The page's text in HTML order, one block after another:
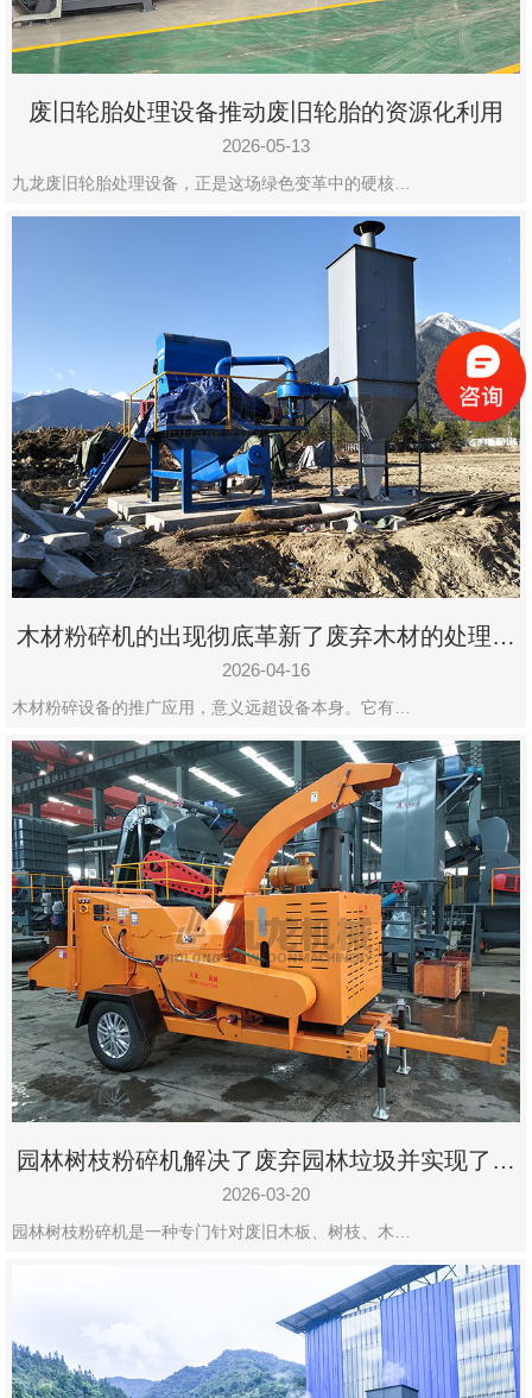
废旧轮胎处理设备推动废旧轮胎的资源化利用
2026-05-13
九龙废旧轮胎处理设备，正是这场绿色变革中的硬核…
木材粉碎机的出现彻底革新了废弃木材的处理模
式
2026-04-16
木材粉碎设备的推广应用，意义远超设备本身。它有…
园林树枝粉碎机解决了废弃园林垃圾并实现了再
利用
2026-03-20
园林树枝粉碎机是一种专门针对废旧木板、树枝、木…